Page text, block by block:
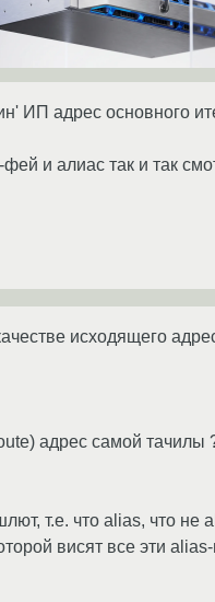
ИП адрес основного
и алиас так и так
исходящего
адрес самой
т.е. что alias, что не
висят все эти